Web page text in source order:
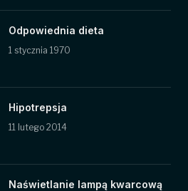
Odpowiednia dieta
1 stycznia 1970
Hipotrepsja
11 lutego 2014
Naświetlanie lampą kwarcową